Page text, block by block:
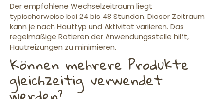
Der empfohlene Wechselzeitraum liegt
typischerweise bei 24 bis 48 Stunden. Dieser Zeitraum
kann je nach Hauttyp und Aktivität variieren. Das
regelmäßige Rotieren der Anwendungsstelle hilft,
Hautreizungen zu minimieren.
Können mehrere Produkte
gleichzeitig verwendet